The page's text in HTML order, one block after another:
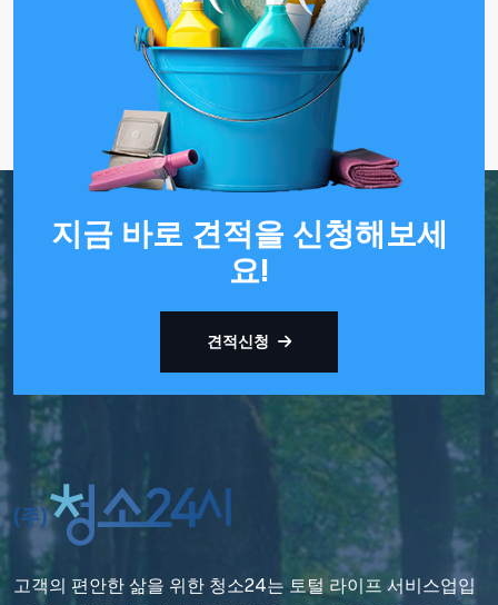
지금 바로 견적을 신청해보세
요!
견적신청
고객의 편안한 삶을 위한 청소24는 토털 라이프 서비스업입